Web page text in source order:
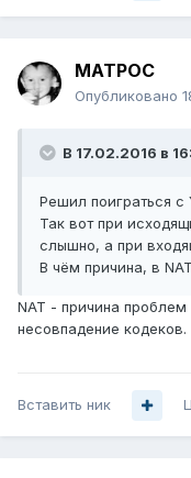
MATPOC
Опубликовано
В 17.02.2016 в
Решил поиграться с
Так вот при
слышно, а при
В чём причина, в
NAT - причина
несовпадение кодеков.
Вставить ник